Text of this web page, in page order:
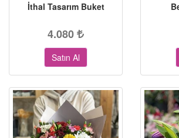
İthal Tasarım Buket
4.080
Satın Al